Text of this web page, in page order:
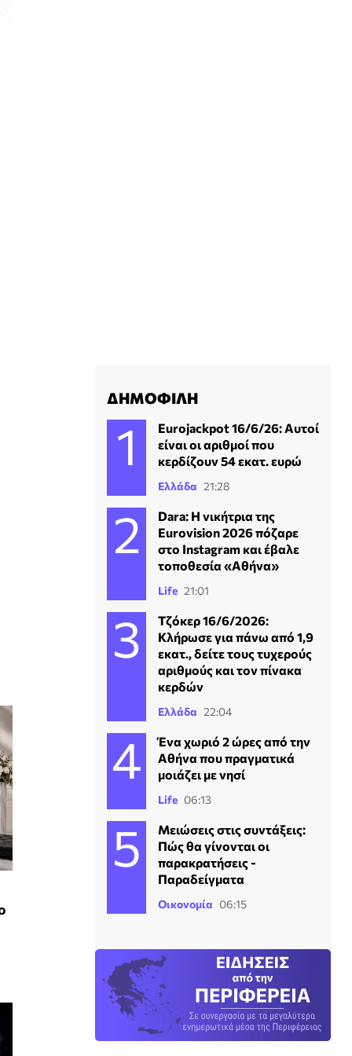
ΔΗΜΟΦΙΛΗ
Eurojackpot 16/6/26: Αυτοί
είναι οι αριθμοί που
κερδίζουν 54 εκατ. ευρώ
Ελλάδα 21:28
Dara: Η νικήτρια της
Eurovision 2026 πόζαρε
στο Instagram και έβαλε
τοποθεσία «Αθήνα»
Life 21:01
Τζόκερ 16/6/2026:
Κλήρωσε για πάνω από 1,9
εκατ., δείτε τους τυχερούς
αριθμούς και τον πίνακα
κερδών
Ελλάδα 22:04
Ένα χωριό 2 ώρες από την
Αθήνα που πραγματικά
μοιάζει με νησί
Life 06:13
Μειώσεις στις συντάξεις:
Πώς θα γίνονται οι
παρακρατήσεις -
Παραδείγματα
Οικονομία 06:15